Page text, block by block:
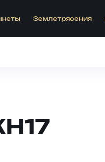
Землетрясения